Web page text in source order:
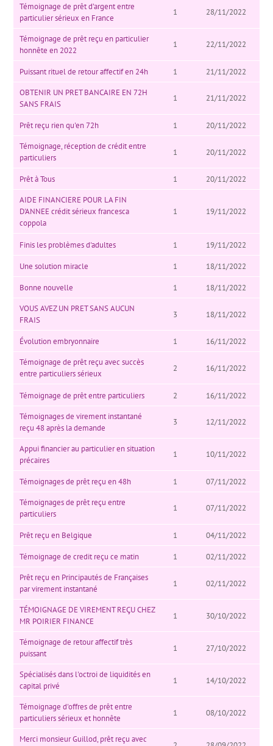
Témoignage de prêt d’argent entre
particulier sérieux en France
1 28/11/2022
Témoignage de prêt reçu en particulier
honnête en 2022
1 22/11/2022
Puissant rituel de retour affectif en 24h 1
21/11/2022
OBTENIR UN PRET BANCAIRE EN 72H
SANS FRAIS
1 21/11/2022
Prêt reçu rien qu'en 72h 1
20/11/2022
Témoignage, réception de crédit entre
particuliers
1 20/11/2022
Prêt à Tous 1
20/11/2022
AIDE FINANCIERE POUR LA FIN
D'ANNEE crédit sérieux francesca
coppola
1 19/11/2022
Finis les problèmes d'adultes 1 19/11/2022
Une solution miracle 1 18/11/2022
Bonne nouvelle 1
18/11/2022
VOUS AVEZ UN PRET SANS AUCUN
FRAIS
3 18/11/2022
Évolution embryonnaire 1
16/11/2022
Témoignage de prêt reçu avec succès
entre particuliers sérieux
2 16/11/2022
Témoignage de prêt entre particuliers 2
16/11/2022
Témoignages de virement instantané
reçu 48 après la demande
3 12/11/2022
Appui financier au particulier en situation
précaires
1 10/11/2022
Témoignages de prêt reçu en 48h 1
07/11/2022
Témoignages de prêt reçu entre
particuliers
1 07/11/2022
Prêt reçu en Belgique 1 04/11/2022
Témoignage de credit reçu ce matin 1
02/11/2022
Prêt reçu en Principautés de Françaises
par virement instantané
1 02/11/2022
TÉMOIGNAGE DE VIREMENT REÇU CHEZ
MR POIRIER FINANCE
1 30/10/2022
Témoignage de retour affectif très
puissant
1 27/10/2022
Spécialisés dans l'octroi de liquidités en
capital privé
1 14/10/2022
Témoignage d'offres de prêt entre
particuliers sérieux et honnête
1 08/10/2022
Merci monsieur Guillod, prêt reçu avec